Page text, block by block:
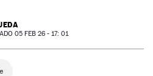
05 FEB 26 - 17: 01